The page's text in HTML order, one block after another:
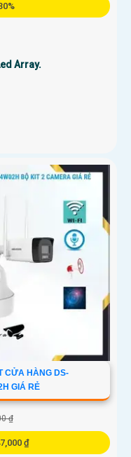
Array.
CỬA HÀNG DS-
GIÁ RẺ
₫
₫